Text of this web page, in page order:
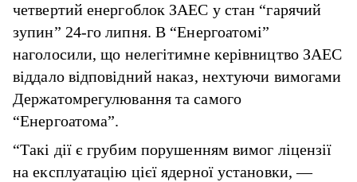
четвертий енергоблок ЗАЕС у стан “гарячий
зупин” 24-го липня. В “Енергоатомі”
наголосили, що нелегітимне керівництво ЗАЕС
віддало відповідний наказ, нехтуючи вимогами
Держатомрегулювання та самого
“Енергоатома”.
“Такі дії є грубим порушенням вимог ліцензії
на експлуатацію цієї ядерної установки, —